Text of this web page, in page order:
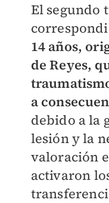
El segundo
14 años,
de Reyes,
a
debido a la
lesión y la
valoración
activaron